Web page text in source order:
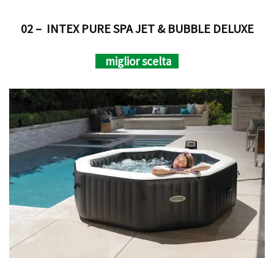
02 – INTEX PURE SPA JET & BUBBLE DELUXE
miglior scelta